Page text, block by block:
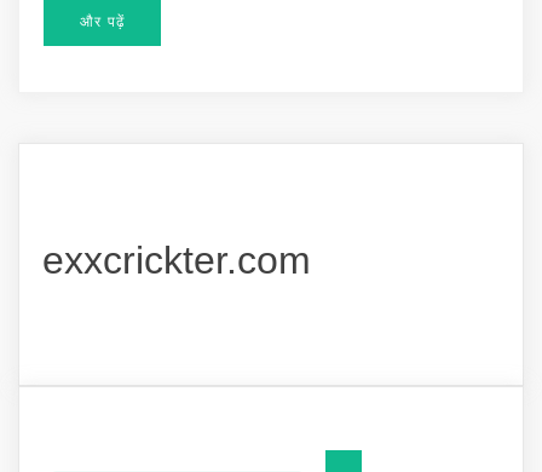
और पढ़ें
exxcrickter.com